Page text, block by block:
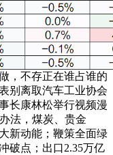
，不存正在谁占谁的
别离取汽车工业协会
长康林松举行视频漫
法，煤炭、贵金
新动能；鞭策全面绿
破点；出口2.35万亿